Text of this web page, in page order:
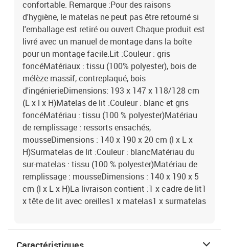
confortable. Remarque :Pour des raisons
d'hygiène, le matelas ne peut pas être retourné si
l'emballage est retiré ou ouvert.Chaque produit est
livré avec un manuel de montage dans la boîte
pour un montage facile.Lit :Couleur : gris
foncéMatériaux : tissu (100% polyester), bois de
mélèze massif, contreplaqué, bois
d'ingénierieDimensions: 193 x 147 x 118/128 cm
(L x l x H)Matelas de lit :Couleur : blanc et gris
foncéMatériau : tissu (100 % polyester)Matériau
de remplissage : ressorts ensachés,
mousseDimensions : 140 x 190 x 20 cm (l x L x
H)Surmatelas de lit :Couleur : blancMatériau du
sur-matelas : tissu (100 % polyester)Matériau de
remplissage : mousseDimensions : 140 x 190 x 5
cm (l x L x H)La livraison contient :1 x cadre de lit1
x tête de lit avec oreilles1 x matelas1 x surmatelas